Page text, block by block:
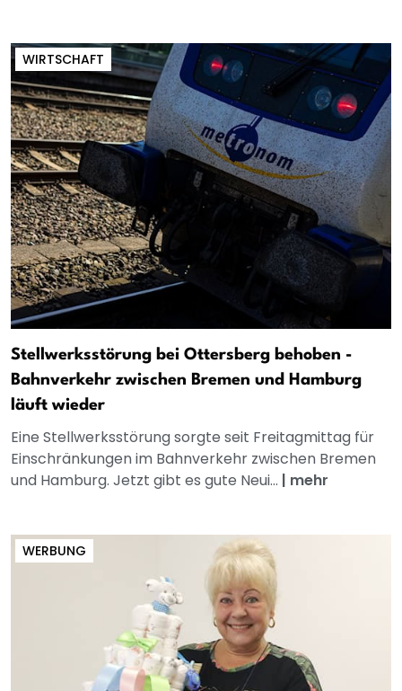
WIRTSCHAFT
Stellwerksstörung bei Ottersberg behoben -
Bahnverkehr zwischen Bremen und Hamburg
läuft wieder
Eine Stellwerksstörung sorgte seit Freitagmittag für
Einschränkungen im Bahnverkehr zwischen Bremen
und Hamburg. Jetzt gibt es gute Neui... | mehr
WERBUNG